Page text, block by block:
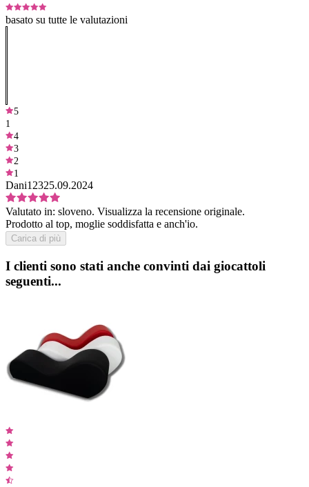
basato su tutte le valutazioni
5
1
4
3
2
1
Dani12325.09.2024
Valutato in: sloveno. Visualizza la recensione originale.
Prodotto al top, moglie soddisfatta e anch'io.
Carica di più
I clienti sono stati anche convinti dai giocattoli
seguenti...